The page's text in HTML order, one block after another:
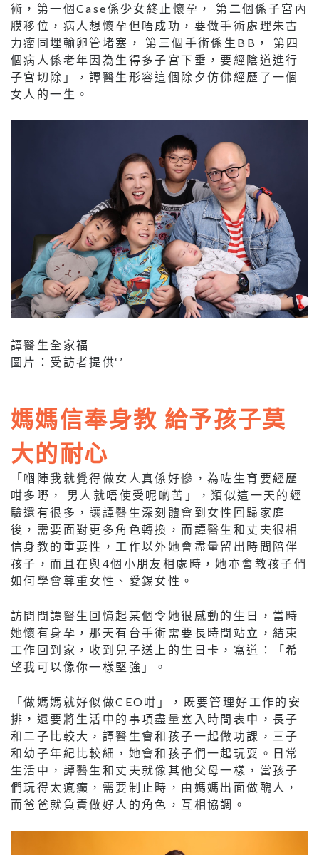
術，第一個Case係少女終止懷孕， 第二個係子宮內
膜移位，病人想懷孕但唔成功，要做手術處理朱古
力瘤同埋輸卵管堵塞， 第三個手術係生BB， 第四
個病人係老年因為生得多子宮下垂，要經陰道進行
子宮切除」，譚醫生形容這個除夕仿佛經歷了一個
女人的一生。
譚醫生全家福
圖片：受訪者提供‘’
媽媽信奉身教 給予孩子莫
大的耐心
「嗰陣我就覺得做女人真係好慘，為咗生育要經歷
咁多嘢， 男人就唔使受呢啲苦」，類似這一天的經
驗還有很多，讓譚醫生深刻體會到女性回歸家庭
後，需要面對更多角色轉換，而譚醫生和丈夫很相
信身教的重要性，工作以外她會盡量留出時間陪伴
孩子，而且在與4個小朋友相處時，她亦會教孩子們
如何學會尊重女性、愛錫女性。
訪問間譚醫生回憶起某個令她很感動的生日，當時
她懷有身孕，那天有台手術需要長時間站立，結束
工作回到家，收到兒子送上的生日卡，寫道：「希
望我可以像你一樣堅強」。
「做媽媽就好似做CEO咁」，既要管理好工作的安
排，還要將生活中的事項盡量塞入時間表中，長子
和二子比較大，譚醫生會和孩子一起做功課，三子
和幼子年紀比較細，她會和孩子們一起玩耍。日常
生活中，譚醫生和丈夫就像其他父母一樣，當孩子
們玩得太瘋癲，需要制止時，由媽媽出面做醜人，
而爸爸就負責做好人的角色，互相協調。